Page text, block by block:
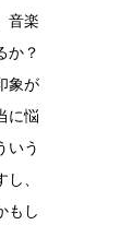
音楽
か？
象が
に悩
いう
、
もし